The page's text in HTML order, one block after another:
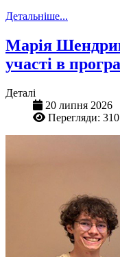
Детальніше...
Марія
участі в
Деталі
20 липня 2026
Перегляди: 310